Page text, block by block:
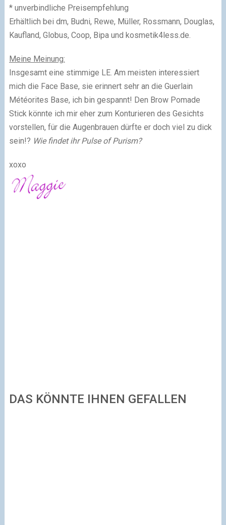
* unverbindliche Preisempfehlung
Erhältlich bei dm, Budni, Rewe, Müller, Rossmann, Douglas,
Kaufland, Globus, Coop, Bipa und kosmetik4less.de.
Meine Meinung:
Insgesamt eine stimmige LE. Am meisten interessiert
mich die Face Base, sie erinnert sehr an die Guerlain
Météorites Base, ich bin gespannt! Den Brow Pomade
Stick könnte ich mir eher zum Konturieren des Gesichts
vorstellen, für die Augenbrauen dürfte er doch viel zu dick
sein!? Wie findet ihr Pulse of Purism?
xoxo
DAS KÖNNTE IHNEN GEFALLEN